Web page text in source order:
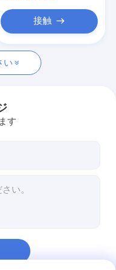
接触
い
す